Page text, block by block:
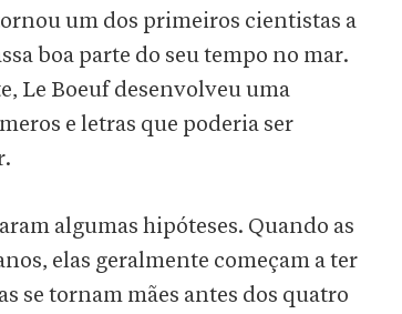
um dos primeiros cientistas a
boa parte do seu tempo no mar.
Le Boeuf desenvolveu uma
e letras que poderia ser
algumas hipóteses. Quando as
elas geralmente começam a ter
se tornam mães antes dos quatro